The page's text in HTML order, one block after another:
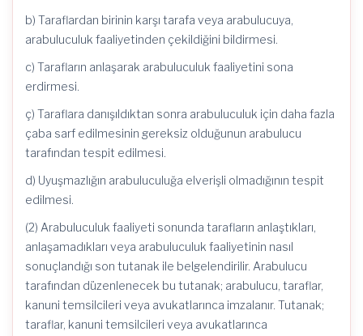
b) Taraflardan birinin karşı tarafa veya arabulucuya,
arabuluculuk faaliyetinden çekildiğini bildirmesi.
c) Tarafların anlaşarak arabuluculuk faaliyetini sona
erdirmesi.
ç) Taraflara danışıldıktan sonra arabuluculuk için daha fazla
çaba sarf edilmesinin gereksiz olduğunun arabulucu
tarafından tespit edilmesi.
d) Uyuşmazlığın arabuluculuğa elverişli olmadığının tespit
edilmesi.
(2) Arabuluculuk faaliyeti sonunda tarafların anlaştıkları,
anlaşamadıkları veya arabuluculuk faaliyetinin nasıl
sonuçlandığı son tutanak ile belgelendirilir. Arabulucu
tarafından düzenlenecek bu tutanak; arabulucu, taraflar,
kanuni temsilcileri veya avukatlarınca imzalanır. Tutanak;
taraflar, kanuni temsilcileri veya avukatlarınca